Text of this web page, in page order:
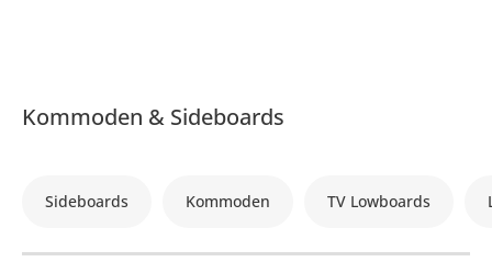
Kommoden & Sideboards
Sideboards Kommoden TV Lowboards